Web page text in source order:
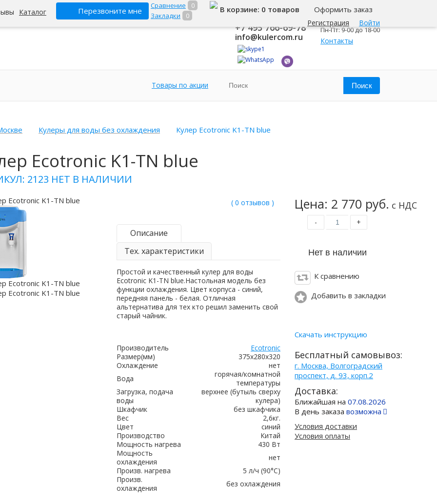
Каталог Перезвоните мне
Сравнение
0
Закладки
0
Регистрация Войти
В корзине: 0 товаров Оформить заказ
8 800 500-345-1
+7 495 766-69-78
info@kulercom.ru
Москва
Пн-Пт: 9-00 до 18-00
Контакты
Товары по акции
Кулеры для воды без охлаждения Кулер Ecotronic K1-TN blue
Ecotronic K1-TN blue
2123 НЕТ В НАЛИЧИИ
Цена: 2 770 руб. с НДС
- +
К сравнению
Добавить в закладки
Скачать инструкцию
Бесплатный самовывоз:
г. Москва, Волгоградский
проспект, д. 93, корп.2
Доставка:
Ближайшая на 07.08.2026
В день заказа возможна
Условия доставки
Условия оплаты
( 0 отзывов )
Описание
Тех. характеристики
Простой и качественный кулер для воды
Ecotronic K1-TN blue.Настольная модель без
функции охлаждения. Цвет корпуса - синий,
передняя панель - белая. Отличная
альтернатива для тех кто решил заменить свой
старый чайник.
Производитель
Ecotronic
Размер(мм)
375x280x320
Охлаждение
нет
Вода
горячая/комнатной
температуры
Загрузка, подача
воды
верхнее (бутыль сверху
кулера)
Шкафчик
без шкафчика
Вес
2,6кг.
Цвет
синий
Производство
Китай
Мощность нагрева
430 Вт
Мощность
охлаждения
нет
Произв. нагрева
5 л/ч (90°C)
Произв.
охлаждения
без охлаждения